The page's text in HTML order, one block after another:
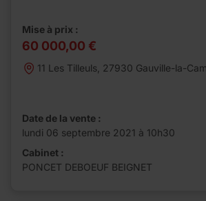
Mise à prix :
60 000,00 €
11 Les Tilleuls, 27930 Gauville-la-
Date de la vente :
lundi 06 septembre 2021 à 10h30
Cabinet :
PONCET DEBOEUF BEIGNET